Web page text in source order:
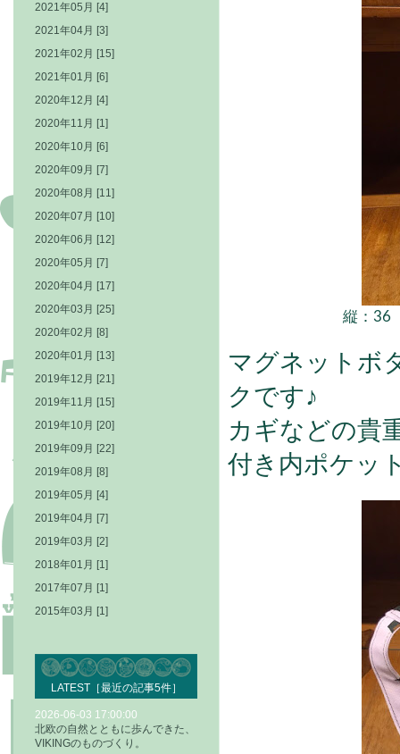
縦：36
マグネットボ
クです♪
カギなどの貴
付き内ポケッ
2021年05月 [4]
2021年04月 [3]
2021年02月 [15]
2021年01月 [6]
2020年12月 [4]
2020年11月 [1]
2020年10月 [6]
2020年09月 [7]
2020年08月 [11]
2020年07月 [10]
2020年06月 [12]
2020年05月 [7]
2020年04月 [17]
2020年03月 [25]
2020年02月 [8]
2020年01月 [13]
2019年12月 [21]
2019年11月 [15]
2019年10月 [20]
2019年09月 [22]
2019年08月 [8]
2019年05月 [4]
2019年04月 [7]
2019年03月 [2]
2018年01月 [1]
2017年07月 [1]
2015年03月 [1]
LATEST［最近の記事5件］
2026-06-03 17:00:00
北欧の自然とともに歩んできた、
VIKINGのものづくり。